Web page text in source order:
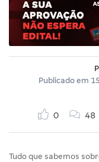
Publicado em
0 48
Tudo que sabemos